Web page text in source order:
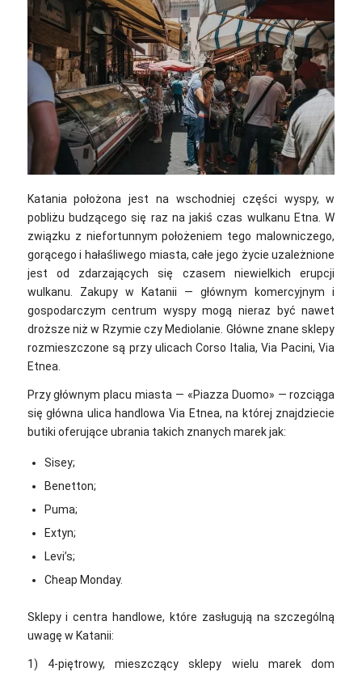
Katania położona jest na wschodniej części wyspy, w
pobliżu budzącego się raz na jakiś czas wulkanu Etna. W
związku z niefortunnym położeniem tego malowniczego,
gorącego i hałaśliwego miasta, całe jego życie uzależnione
jest od zdarzających się czasem niewielkich erupcji
wulkanu. Zakupy w Katanii — głównym komercyjnym i
gospodarczym centrum wyspy mogą nieraz być nawet
droższe niż w Rzymie czy Mediolanie. Główne znane sklepy
rozmieszczone są przy ulicach Corso Italia, Via Pacini, Via
Etnea.
Przy głównym placu miasta — «Piazza Duomo» — rozciąga
się główna ulica handlowa Via Etnea, na której znajdziecie
butiki oferujące ubrania takich znanych marek jak:
Sisey;
Benetton;
Puma;
Extyn;
Levi’s;
Cheap Monday.
Sklepy i centra handlowe, które zasługują na szczególną
uwagę w Katanii:
1) 4-piętrowy, mieszczący sklepy wielu marek dom